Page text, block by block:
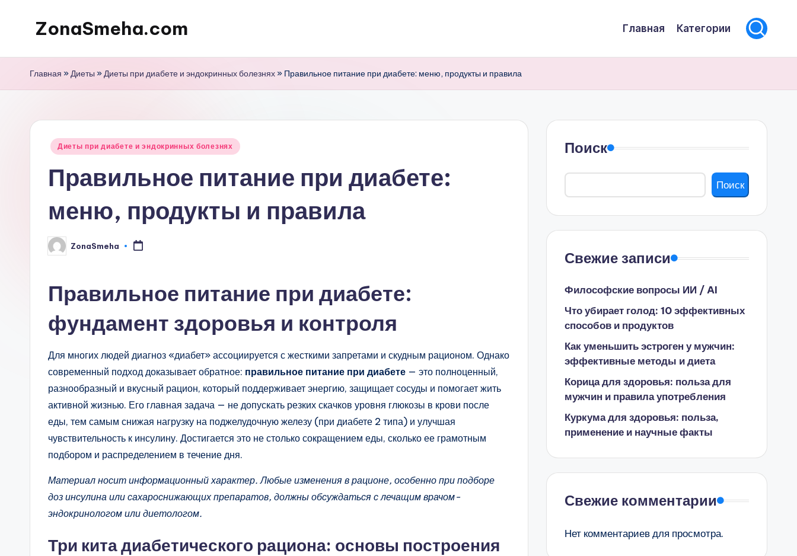
ПерейтиZonaSmeha.com Главная Категории
Главная »Диеты »Диеты при диабете и эндокринных болезнях» Правильное питание при диабете: меню, продукты и правила
Опубликовано
Диеты при диабете и эндокринных болезнях
Правильное питание при диабете:
меню, продукты и правила
Запись
от
ZonaSmeha
Правильное питание при диабете:
фундамент здоровья и контроля
Для многих людей диагноз «диабет» ассоциируется с жесткими запретами и скудным рационом. Однако
современный подход доказывает обратное: правильное питание при диабете — это полноценный,
разнообразный и вкусный рацион, который поддерживает энергию, защищает сосуды и помогает жить
активной жизнью. Его главная задача — не допускать резких скачков уровня глюкозы в крови после
еды, тем самым снижая нагрузку на поджелудочную железу (при диабете 2 типа) и улучшая
чувствительность к инсулину. Достигается это не столько сокращением еды, сколько ее грамотным
подбором и распределением в течение дня.
Материал носит информационный характер. Любые изменения в рационе, особенно при подборе
доз инсулина или сахароснижающих препаратов, должны обсуждаться с лечащим врачом-
эндокринологом или диетологом.
Три кита диабетического рациона: основы построения
Поиск
Поиск
Свежие записи
Философские вопросы ИИ / AI
Что убирает голод: 10 эффективных
способов и продуктов
Как уменьшить эстроген у мужчин:
эффективные методы и диета
Корица для здоровья: польза для
мужчин и правила употребления
Куркума для здоровья: польза,
применение и научные факты
Свежие комментарии
Нет комментариев для просмотра.